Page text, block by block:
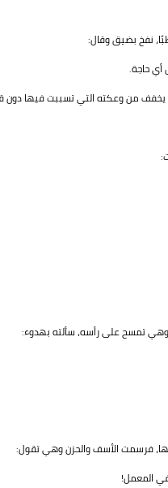
نفخ بضيق وقال:
حاجة.
من وعكته التي تسببت فيها دون
وهي تمسح على رأسه، سألته بهدوء:
فرسمت الأسف والحزن وهي تقول:
في المعمل!